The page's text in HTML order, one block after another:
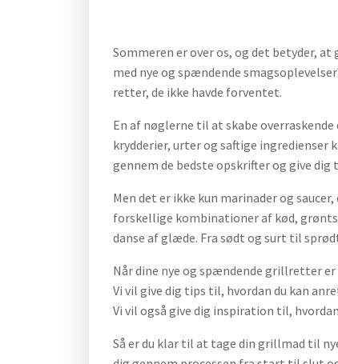
Sommeren er over os, og det betyder,
med nye og spændende
retter, de ikke havde forventet.
En af nøglerne til at skabe
krydderier, urter og saftige ingredienser
gennem de bedste opskrifter og give
Men det er ikke kun marinader og
forskellige kombinationer af kød,
danse af glæde. Fra sødt og surt til
Når dine nye og spændende grillretter
Vi vil give dig tips til, hvordan du kan
Vi vil også give dig inspiration til,
Så er du klar til at tage din grillmad til